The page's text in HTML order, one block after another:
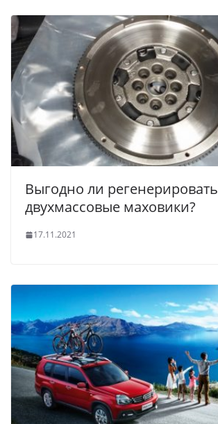
Выгодно ли регенерировать
двухмассовые маховики?
17.11.2021